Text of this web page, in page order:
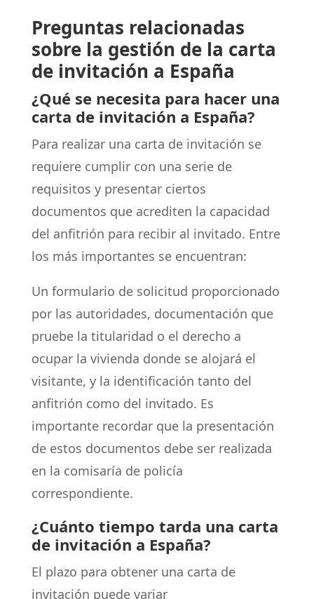
Preguntas relacionadas
sobre la gestión de la carta
de invitación a España
¿Qué se necesita para hacer una
carta de invitación a España?
Para realizar una carta de invitación se
requiere cumplir con una serie de
requisitos y presentar ciertos
documentos que acrediten la capacidad
del anfitrión para recibir al invitado. Entre
los más importantes se encuentran:
Un formulario de solicitud proporcionado
por las autoridades, documentación que
pruebe la titularidad o el derecho a
ocupar la vivienda donde se alojará el
visitante, y la identificación tanto del
anfitrión como del invitado. Es
importante recordar que la presentación
de estos documentos debe ser realizada
en la comisaría de policía
correspondiente.
¿Cuánto tiempo tarda una carta
de invitación a España?
El plazo para obtener una carta de
invitación puede variar